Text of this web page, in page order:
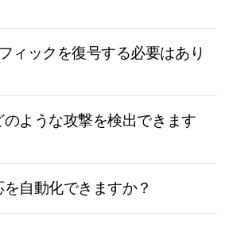
ィックを復号する必要はあり
のような攻撃を検出できます
自動化できますか？